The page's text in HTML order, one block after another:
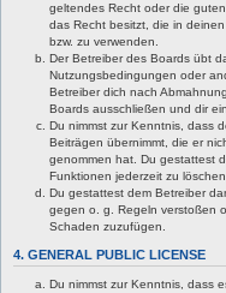
geltendes Recht oder die
das Recht besitzt, die in
bzw. zu verwenden.
Der Betreiber des Boards übt
Nutzungsbedingungen oder
Betreiber dich nach
Boards ausschließen und dir
Du nimmst zur Kenntnis, dass
Beiträgen übernimmt, die er
genommen hat. Du gestattest
Funktionen jederzeit zu
Du gestattest dem Betreiber
gegen o. g. Regeln verstoßen
Schaden zuzufügen.
4. GENERAL PUBLIC LICENSE
Du nimmst zur Kenntnis, dass